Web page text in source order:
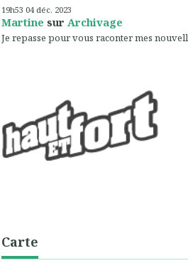
19h53 04 déc. 2023
Martine sur Archivage
Je repasse pour vous raconter mes
Carte